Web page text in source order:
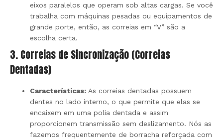
eixos paralelos que operam sob altas cargas. Se você
trabalha com máquinas pesadas ou equipamentos de
grande porte, então, as correias em “V” são a
escolha certa.
3. Correias de Sincronização (Correias
Dentadas)
Características: As correias dentadas possuem
dentes no lado interno, o que permite que elas se
encaixem em uma polia dentada e assim
proporcionem transmissão sem deslizamento. Nós as
fazemos frequentemente de borracha reforçada com